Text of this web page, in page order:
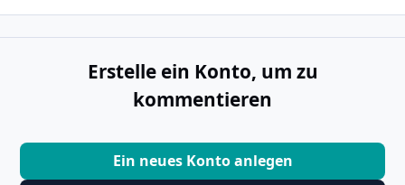
Erstelle ein Konto, um zu
kommentieren
Ein neues Konto anlegen